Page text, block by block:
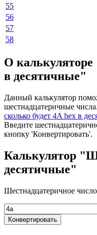
55
56
57
58
О
в десятичные"
Данный калькулятор
шестнадцатеричные
сколько будет 4A hex в
Введите
кнопку 'Конвертировать'.
Калькулятор
десятичные"
Шестнадцатеричное
Конвертировать